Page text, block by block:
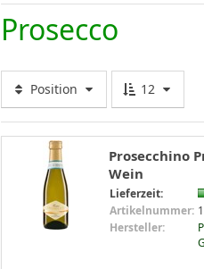
Prosecco
Position 12
Prosecchino
Wein
Lieferzeit:
Artikelnummer:
Hersteller: